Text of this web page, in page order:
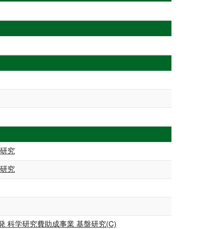
究
究
科学研究費助成事業 基盤研究(C)